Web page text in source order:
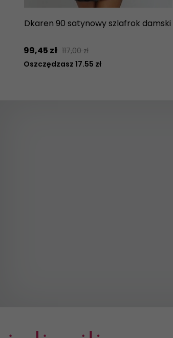
Dkaren 90 satynowy szlafrok damski
99,45 zł 117,00 zł
Oszczędzasz 17.55 zł